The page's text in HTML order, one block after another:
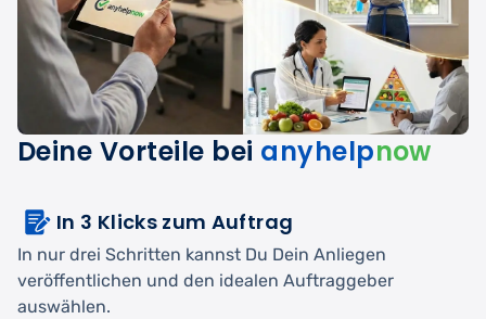
Deine Vorteile bei anyhelpnow
In 3 Klicks zum Auftrag
In nur drei Schritten kannst Du Dein Anliegen
veröffentlichen und den idealen Auftraggeber
auswählen.